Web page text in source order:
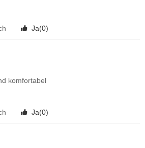
Ja(0)
komfortabel
Ja(0)